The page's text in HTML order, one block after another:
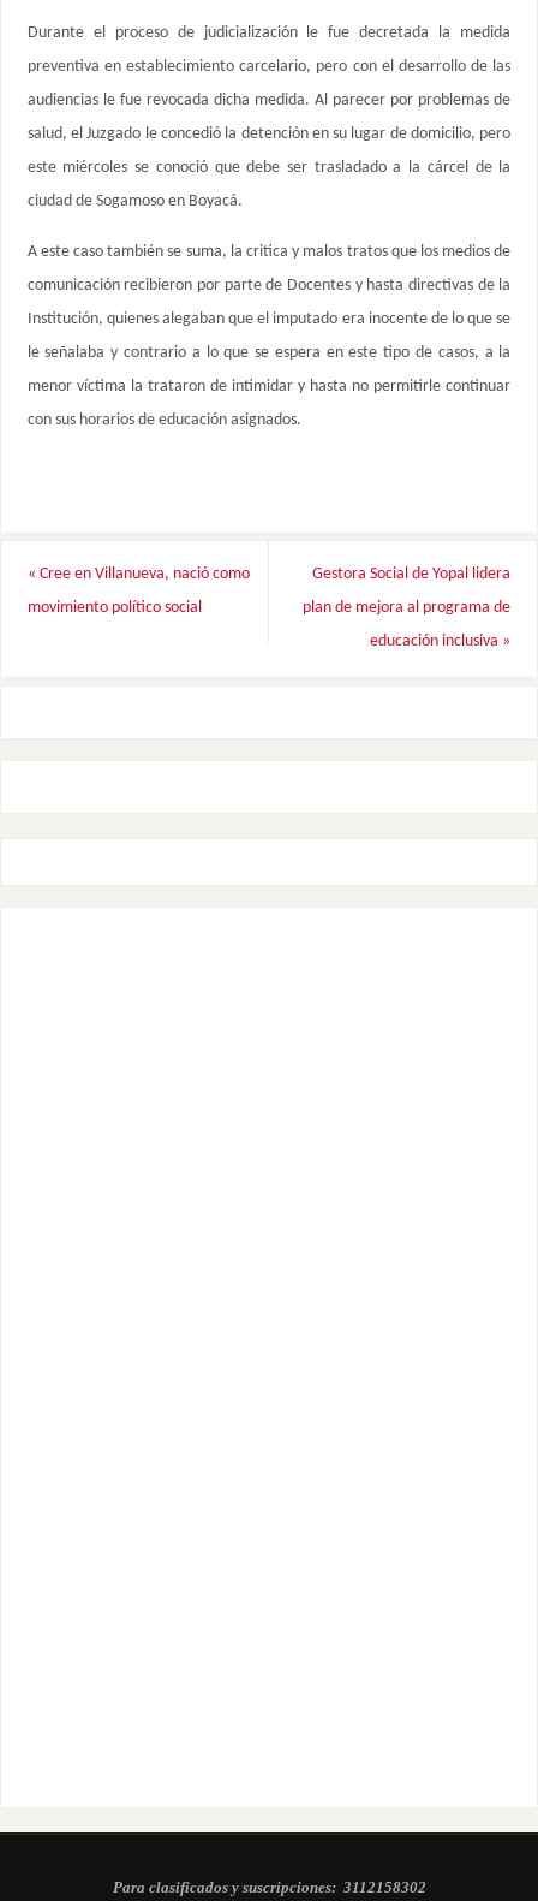
Durante el proceso de judicialización le fue decretada la medida
preventiva en establecimiento carcelario, pero con el desarrollo de las
audiencias le fue revocada dicha medida. Al parecer por problemas de
salud, el Juzgado le concedió la detención en su lugar de domicilio, pero
este miércoles se conoció que debe ser trasladado a la cárcel de la
ciudad de Sogamoso en Boyacá.
A este caso también se suma, la critica y malos tratos que los medios de
comunicación recibieron por parte de Docentes y hasta directivas de la
Institución, quienes alegaban que el imputado era inocente de lo que se
le señalaba y contrario a lo que se espera en este tipo de casos, a la
menor víctima la trataron de intimidar y hasta no permitirle continuar
con sus horarios de educación asignados.
« Cree en Villanueva, nació como
movimiento político social
Gestora Social de Yopal lidera
plan de mejora al programa de
educación inclusiva »
Para clasificados y suscripciones: 3112158302